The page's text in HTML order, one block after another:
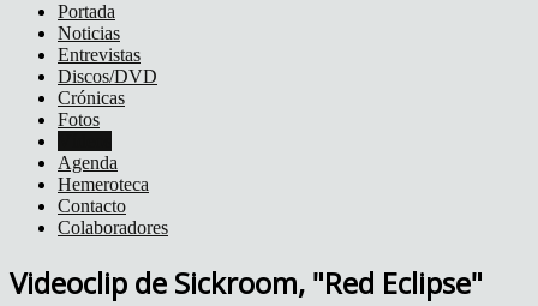
Portada
Noticias
Entrevistas
Discos/DVD
Crónicas
Fotos
Agenda
Hemeroteca
Contacto
Colaboradores
Videoclip de Sickroom, "Red Eclipse"